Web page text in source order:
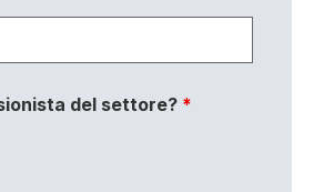
del settore? *